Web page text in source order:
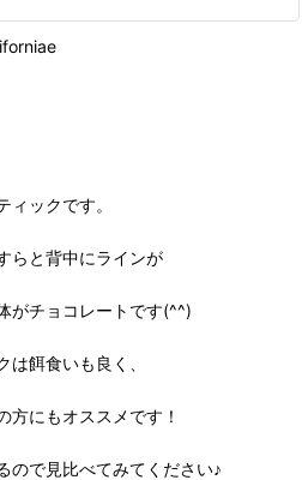
ックです。
らと背中にラインが
がチョコレートです(^^)
餌食いも良く、
方にもオススメです！
ので見比べてみてください♪